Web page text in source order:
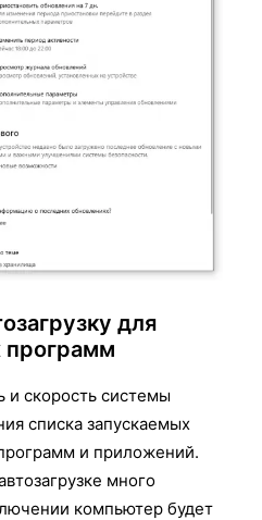
для
программ
и скорость системы
списка запускаемых
и приложений.
много
компьютер будет